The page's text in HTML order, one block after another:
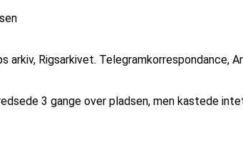
arkiv, Rigsarkivet.
3 gange over pladsen, men kastede